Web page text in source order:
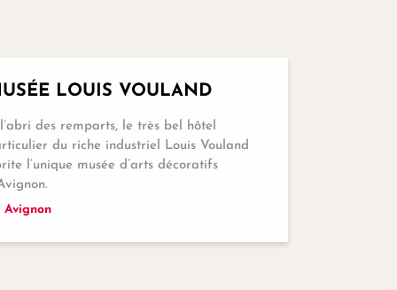
LOUIS VOULAND
des remparts, le très bel hôtel
du riche industriel Louis Vouland
l’unique musée d’arts décoratifs
Avignon